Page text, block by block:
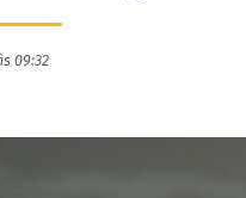
09:32